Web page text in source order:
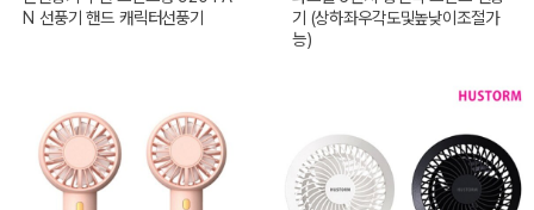
N 선풍기 핸드 캐릭터선풍기
기 (상하좌우각도및높낮이조절가
능)